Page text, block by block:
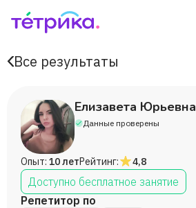
Все результаты
Елизавета Юрьевна
Данные проверены
Опыт: 10 летРейтинг: 4,8
Доступно бесплатное занятие
Репетитор по